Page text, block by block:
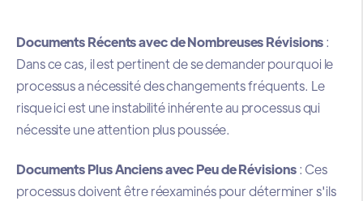
Documents Récents avec de Nombreuses Révisions:
Dans ce cas, il est pertinent de se demander pourquoi le
processus a nécessité des changements fréquents. Le
risque ici est une instabilité inhérente au processus qui
nécessite une attention plus poussée.
Documents Plus Anciens avec Peu de Révisions: Ces
processus doivent être réexaminés pour déterminer s'ils